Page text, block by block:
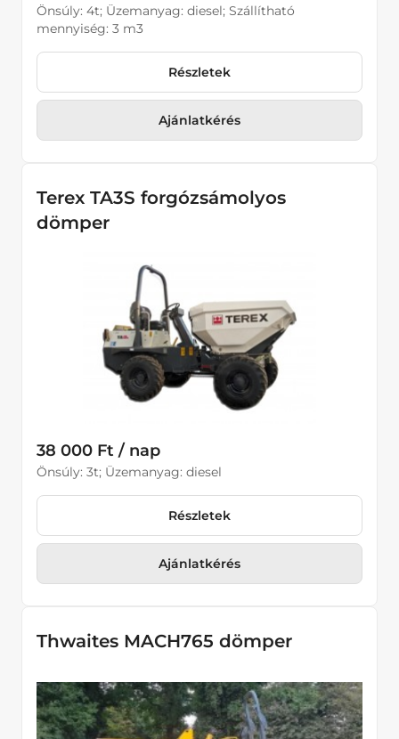
Önsúly: 4t; Üzemanyag: diesel; Szállítható
mennyiség: 3 m3
Részletek
Ajánlatkérés
Terex TA3S forgózsámolyos
dömper
38 000 Ft / nap
Önsúly: 3t; Üzemanyag: diesel
Részletek
Ajánlatkérés
Thwaites MACH765 dömper